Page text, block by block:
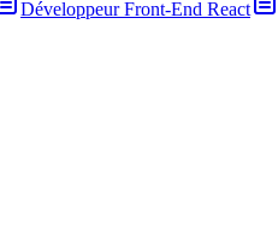
Développeur Front-End React